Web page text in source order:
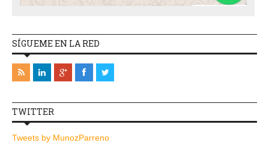
SÍGUEME EN LA RED
TWITTER
Tweets by MunozParreno